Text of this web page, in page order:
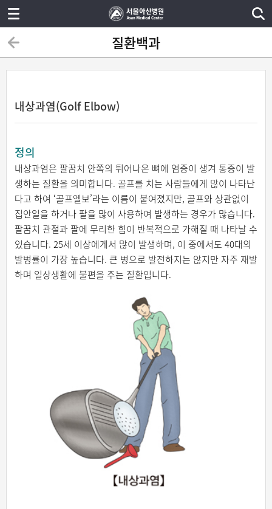
질환백과
내상과염(Golf Elbow)
정의
내상과염은 팔꿈치 안쪽의 튀어나온 뼈에 염증이 생겨 통증이 발
생하는 질환을 의미합니다. 골프를 치는 사람들에게 많이 나타난
다고 하여 ‘골프엘보’라는 이름이 붙여졌지만, 골프와 상관없이
집안일을 하거나 팔을 많이 사용하여 발생하는 경우가 많습니다.
팔꿈치 관절과 팔에 무리한 힘이 반복적으로 가해질 때 나타날 수
있습니다. 25세 이상에게서 많이 발생하며, 이 중에서도 40대의
발병률이 가장 높습니다. 큰 병으로 발전하지는 않지만 자주 재발
하며 일상생활에 불편을 주는 질환입니다.